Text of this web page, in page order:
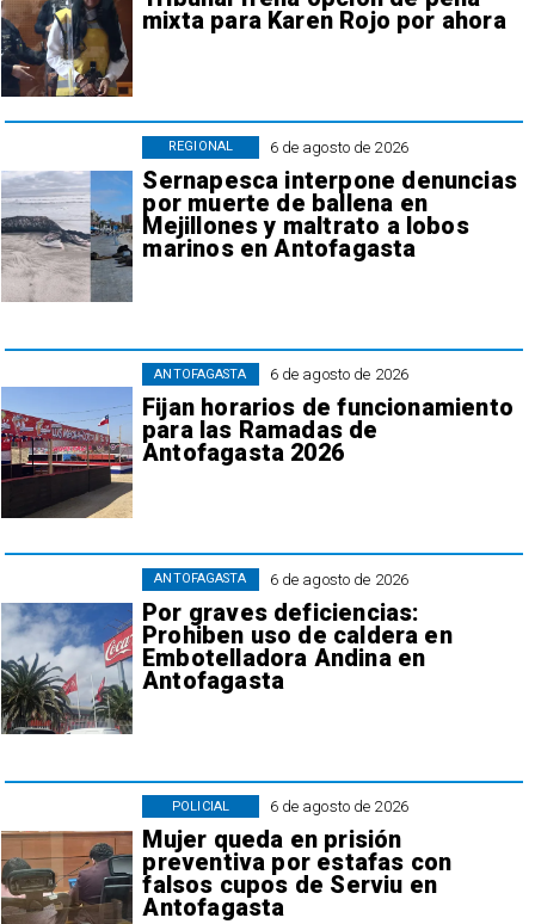
mixta para Karen Rojo por ahora
6 de agosto de 2026
Sernapesca interpone denuncias
por muerte de ballena en
Mejillones y maltrato a lobos
marinos en Antofagasta
REGIONAL
6 de agosto de 2026
Fijan horarios de funcionamiento
para las Ramadas de
Antofagasta 2026
ANTOFAGASTA
6 de agosto de 2026
Por graves deficiencias:
Prohiben uso de caldera en
Embotelladora Andina en
Antofagasta
ANTOFAGASTA
6 de agosto de 2026
Mujer queda en prisión
preventiva por estafas con
falsos cupos de Serviu en
Antofagasta
POLICIAL